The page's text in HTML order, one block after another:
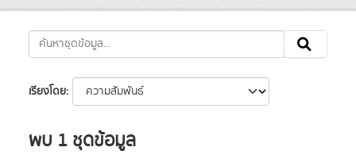
เรียงโดย
พบ 1 ชุดข้อมูล